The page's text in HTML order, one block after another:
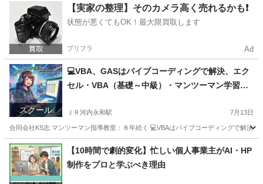
ＪＲ河内永和駅 パソコン WordPress
【実家の整理】そのカメラ高く売れるかも❗️
状態が悪くてもOK！最大限買取します
プリフラ Ad
スクール
💻VBA、GASはバイブコーディングで解決、エク
セル・VBA（基礎～中級）・マンツーマン学習教
ＪＲ河内永和駅 7月13日
合同会社KS志 マンツーマン指導教室：８年続く 💻VBAはバイブコーディングで解
大阪 東大阪市 ＪＲ河内永和駅 ワード リモート
【10時間で劇的変化】忙しい個人事業主がAI・HP
制作をプロと学ぶべき理由